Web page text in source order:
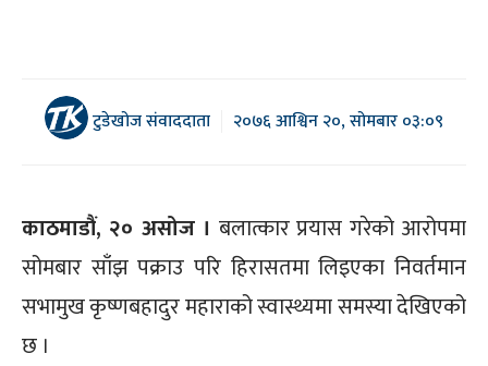
टुडेखोज संवाददाता २०७६ आश्विन २०, सोमबार ०३:०९
काठमाडौं, २० असोज । बलात्कार प्रयास गरेको आरोपमा
सोमबार साँझ पक्राउ परि हिरासतमा लिइएका निवर्तमान
सभामुख कृष्णबहादुर महाराको स्वास्थ्यमा समस्या देखिएको
छ ।